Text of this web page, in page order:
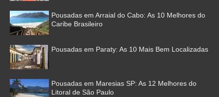
Pousadas em Arraial do Cabo: As 10 Melhores do
Caribe Brasileiro
Pousadas em Paraty: As 10 Mais Bem Localizadas
Pousadas em Maresias SP: As 12 Melhores do
Litoral de São Paulo